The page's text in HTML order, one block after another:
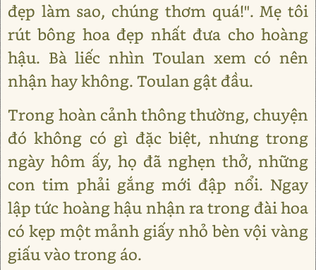
đẹp làm sao, chúng thơm quá!". Mẹ tôi
rút bông hoa đẹp nhất đưa cho hoàng
hậu. Bà liếc nhìn Toulan xem có nên
nhận hay không. Toulan gật đầu.
Trong hoàn cảnh thông thường, chuyện
đó không có gì đặc biệt, nhưng trong
ngày hôm ấy, họ đã nghẹn thở, những
con tim phải gắng mới đập nổi. Ngay
lập tức hoàng hậu nhận ra trong đài hoa
có kẹp một mảnh giấy nhỏ bèn vội vàng
giấu vào trong áo.